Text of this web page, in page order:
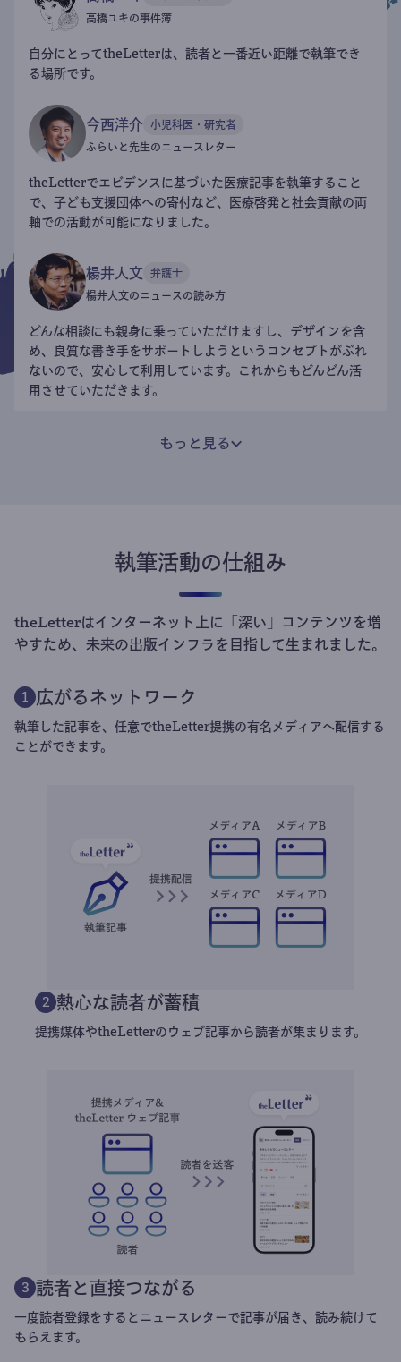
高橋ユキの事件簿
自分にとってtheLetterは、読者と一番近い距離で執筆でき
る場所です。
今西洋介 小児科医・研究者
ふらいと先生のニュースレター
theLetterでエビデンスに基づいた医療記事を執筆すること
で、子ども支援団体への寄付など、医療啓発と社会貢献の両
軸での活動が可能になりました。
楊井人文 弁護士
楊井人文のニュースの読み方
どんな相談にも親身に乗っていただけますし、デザインを含
め、良質な書き手をサポートしようというコンセプトがぶれ
ないので、安心して利用しています。これからもどんどん活
用させていただきます。
もっと見る
執筆活動の仕組み
theLetterはインターネット上に「深い」コンテンツを増
やすため、未来の出版インフラを目指して生まれました。
1 広がるネットワーク
執筆した記事を、任意でtheLetter提携の有名メディアへ配信する
ことができます。
2 熱心な読者が蓄積
提携媒体やtheLetterのウェブ記事から読者が集まります。
3 読者と直接つながる
一度読者登録をするとニュースレターで記事が届き、読み続けて
もらえます。